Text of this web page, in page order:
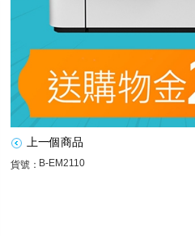
上一個商品
貨號： B-EM2110